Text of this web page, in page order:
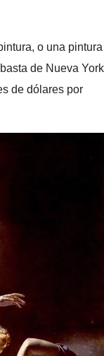
o una pintura
de Nueva York
de dólares por